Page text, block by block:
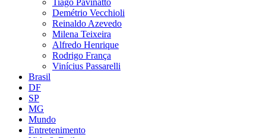
Demétrio Vecchioli
Reinaldo Azevedo
Milena Teixeira
Alfredo Henrique
Rodrigo França
Vinícius Passarelli
Brasil
DF
SP
MG
Mundo
Entretenimento